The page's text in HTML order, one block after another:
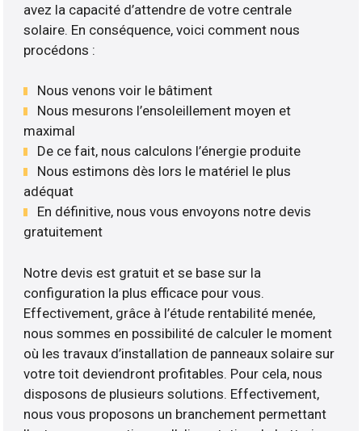
avez la capacité d’attendre de votre centrale
solaire. En conséquence, voici comment nous
procédons :
Nous venons voir le bâtiment
Nous mesurons l’ensoleillement moyen et
maximal
De ce fait, nous calculons l’énergie produite
Nous estimons dès lors le matériel le plus
adéquat
En définitive, nous vous envoyons notre devis
gratuitement
Notre devis est gratuit et se base sur la
configuration la plus efficace pour vous.
Effectivement, grâce à l’étude rentabilité menée,
nous sommes en possibilité de calculer le moment
où les travaux d’installation de panneaux solaire sur
votre toit deviendront profitables. Pour cela, nous
disposons de plusieurs solutions. Effectivement,
nous vous proposons un branchement permettant